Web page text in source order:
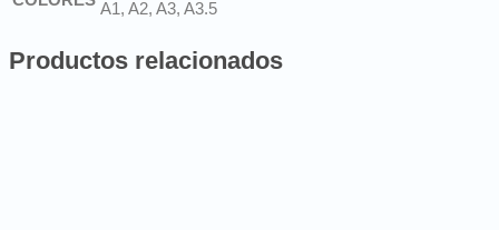
A1, A2, A3, A3.5
Productos relacionados